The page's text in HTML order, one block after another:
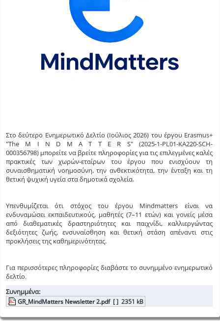
Στο δεύτερο Ενημερωτικό Δελτίο (Ιούλιος 2026) του έργου Erasmus+
"The M I N D M A T T E R S" (2025-1-PL01-KA220-SCH-
000356798) μπορείτε να βρείτε πληροφορίες για τις επιλεγμένες καλές
πρακτικές των χωρών-εταίρων του έργου που ενισχύουν τη
συναισθηματική νοημοσύνη, την ανθεκτικότητα, την ένταξη και τη
θετική ψυχική υγεία στα δημοτικά σχολεία.
Υπενθυμίζεται ότι στόχος του έργου Mindmatters είναι να
ενδυναμώσει εκπαιδευτικούς, μαθητές (7–11 ετών) και γονείς μέσα
από διαθεματικές δραστηριότητες και παιχνίδι, καλλιεργώντας
δεξιότητες ζωής, ενσυναίσθηση και θετική στάση απέναντι στις
προκλήσεις της καθημερινότητας.
Για περισσότερες πληροφορίες διαβάστε το συνημμένο ενημερωτικό
δελτίο.
Συνημμένα:
GR_MindMatters Newsletter 2.pdf [ ] 2351 kB